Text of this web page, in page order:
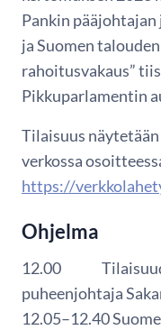
Pankin
ja Suomen
rahoitusvakaus”
Pikkuparlamentin
Tilaisuus
verkossa
https://
Ohjelma
12.00
puheenjohtaja
12.05–12.40